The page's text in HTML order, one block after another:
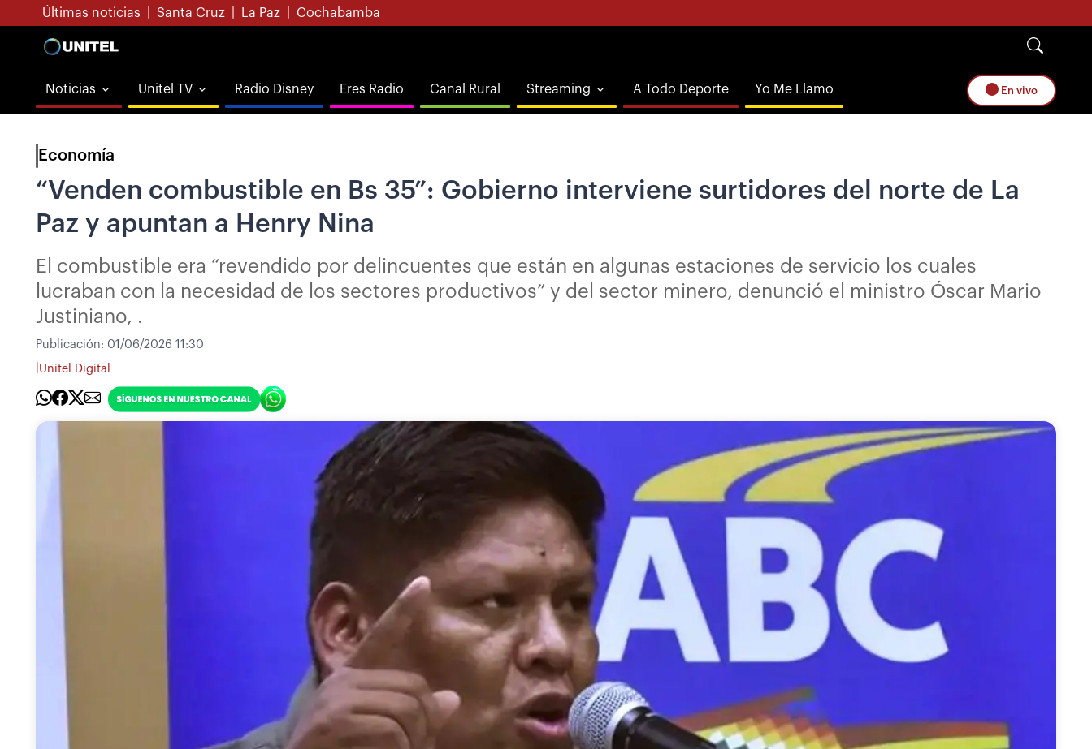
Últimas noticias Santa Cruz La Paz Cochabamba
Noticias Unitel TV Radio Disney Eres Radio Canal Rural Streaming A Todo Deporte Yo Me Llamo En vivo
Economía
“Venden combustible en Bs 35”: Gobierno interviene surtidores del norte de La
Paz y apuntan a Henry Nina
El combustible era “revendido por delincuentes que están en algunas estaciones de servicio los cuales
lucraban con la necesidad de los sectores productivos” y del sector minero, denunció el ministro Óscar Mario
Justiniano, .
Publicación: 01/06/2026 11:30
Unitel Digital